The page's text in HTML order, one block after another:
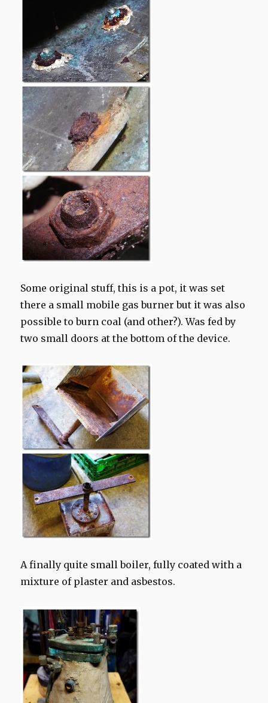
Some original stuff, this is a pot, it was set
there a small mobile gas burner but it was also
possible to burn coal (and other?). Was fed by
two small doors at the bottom of the device.
A finally quite small boiler,fully coated with a
mixture of plaster and asbestos.